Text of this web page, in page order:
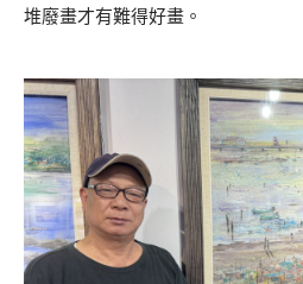
堆廢畫才有難得好畫。